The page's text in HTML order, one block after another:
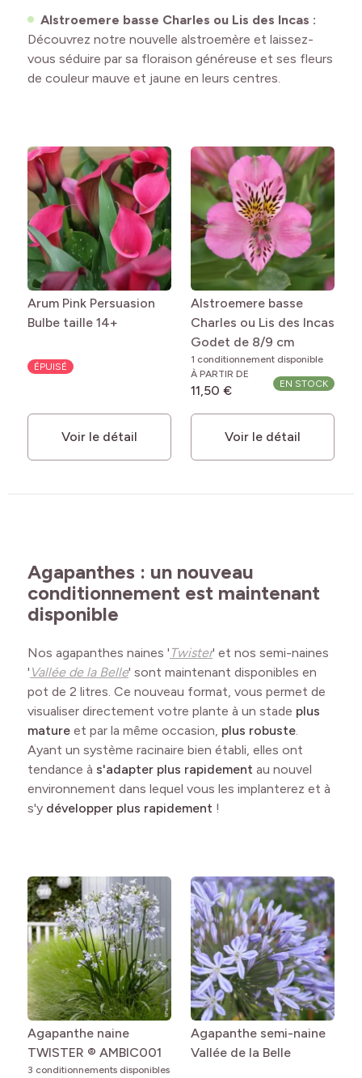
Alstroemere basse Charles ou Lis des Incas :
Découvrez notre nouvelle alstroemère et laissez-
vous séduire par sa floraison généreuse et ses fleurs
de couleur mauve et jaune en leurs centres.
Arum Pink Persuasion
Bulbe taille 14+
ÉPUISÉ
Voir le détail
Alstroemere basse
Charles ou Lis des Incas
Godet de 8/9 cm
1 conditionnement disponible
À PARTIR DE
11,50 € EN STOCK
Voir le détail
Agapanthes : un nouveau
conditionnement est maintenant
disponible
Nos agapanthes naines ' Twister' et nos semi-naines
' Vallée de la Belle' sont maintenant disponibles en
pot de 2 litres. Ce nouveau format, vous permet de
visualiser directement votre plante à un stade plus
mature et par la même occasion, plus robuste.
Ayant un système racinaire bien établi, elles ont
tendance à s'adapter plus rapidement au nouvel
environnement dans lequel vous les implanterez et à
s'y développer plus rapidement !
Agapanthe naine
TWISTER ® AMBIC001
3 conditionnements disponibles
Agapanthe semi-naine
Vallée de la Belle